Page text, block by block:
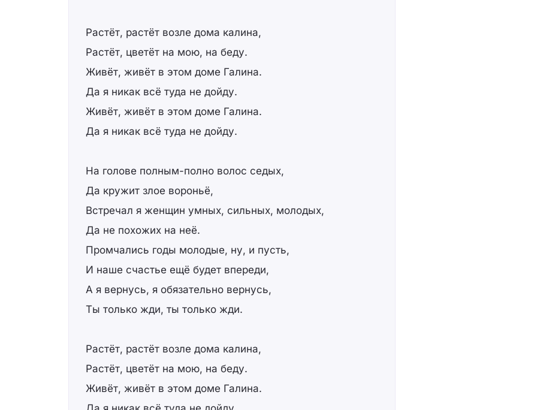
Растёт, растёт возле дома калина,
Растёт, цветёт на мою, на беду.
Живёт, живёт в этом доме Галина.
Да я никак всё туда не дойду.
Живёт, живёт в этом доме Галина.
Да я никак всё туда не дойду.
На голове полным-полно волос седых,
Да кружит злое вороньё,
Встречал я женщин умных, сильных, молодых,
Да не похожих на неё.
Промчались годы молодые, ну, и пусть,
И наше счастье ещё будет впереди,
А я вернусь, я обязательно вернусь,
Ты только жди, ты только жди.
Растёт, растёт возле дома калина,
Растёт, цветёт на мою, на беду.
Живёт, живёт в этом доме Галина.